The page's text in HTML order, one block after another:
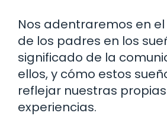
Nos adentraremos en
de los padres en los
significado de la
ellos, y cómo estos
reflejar nuestras
experiencias.